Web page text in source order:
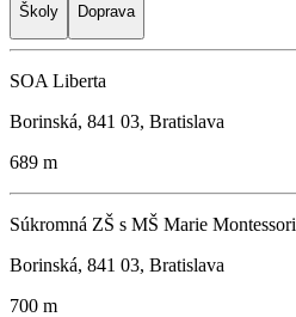
Školy Doprava
SOA Liberta
Borinská, 841 03, Bratislava
689 m
Súkromná ZŠ s MŠ Marie Montessori
Borinská, 841 03, Bratislava
700 m